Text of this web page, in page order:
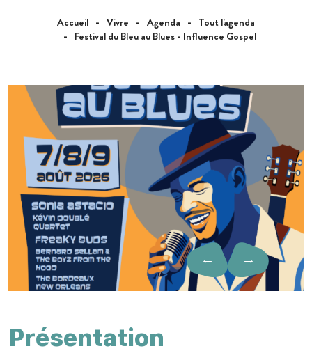
Accueil Vivre Agenda
Tout l'agenda
Festival du Bleu au Blues - Influence Gospel
← →
Présentation